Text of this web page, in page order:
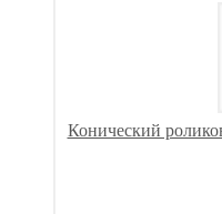
Конический